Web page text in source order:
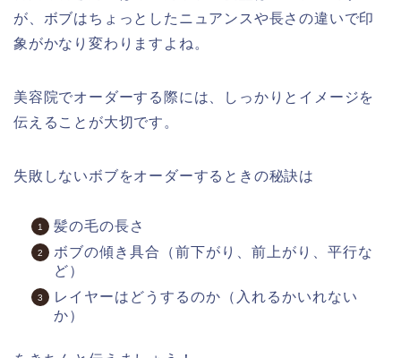
が、ボブはちょっとしたニュアンスや長さの違いで印
象がかなり変わりますよね。
美容院でオーダーする際には、しっかりとイメージを
伝えることが大切です。
失敗しないボブをオーダーするときの秘訣は
髪の毛の長さ
ボブの傾き具合（前下がり、前上がり、平行な
ど）
レイヤーはどうするのか（入れるかいれない
か）